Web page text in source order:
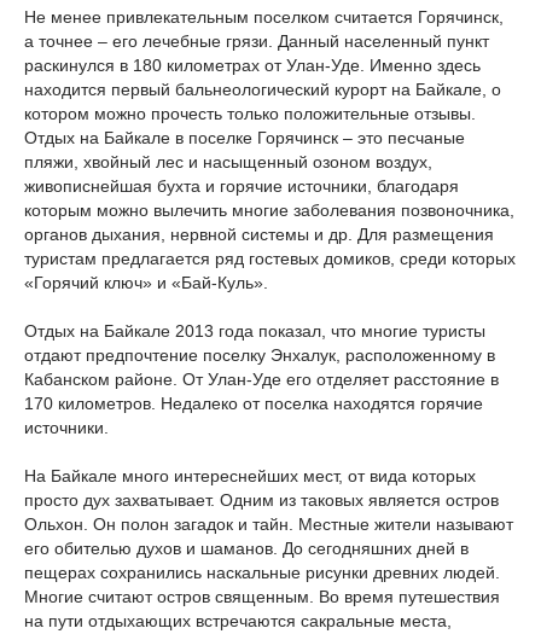
Не менее привлекательным поселком считается Горячинск,
а точнее – его лечебные грязи. Данный населенный пункт
раскинулся в 180 километрах от Улан-Уде. Именно здесь
находится первый бальнеологический курорт на Байкале, о
котором можно прочесть только положительные отзывы.
Отдых на Байкале в поселке Горячинск – это песчаные
пляжи, хвойный лес и насыщенный озоном воздух,
живописнейшая бухта и горячие источники, благодаря
которым можно вылечить многие заболевания позвоночника,
органов дыхания, нервной системы и др. Для размещения
туристам предлагается ряд гостевых домиков, среди которых
«Горячий ключ» и «Бай-Куль».
Отдых на Байкале 2013 года показал, что многие туристы
отдают предпочтение поселку Энхалук, расположенному в
Кабанском районе. От Улан-Уде его отделяет расстояние в
170 километров. Недалеко от поселка находятся горячие
источники.
На Байкале много интереснейших мест, от вида которых
просто дух захватывает. Одним из таковых является остров
Ольхон. Он полон загадок и тайн. Местные жители называют
его обителью духов и шаманов. До сегодняшних дней в
пещерах сохранились наскальные рисунки древних людей.
Многие считают остров священным. Во время путешествия
на пути отдыхающих встречаются сакральные места,